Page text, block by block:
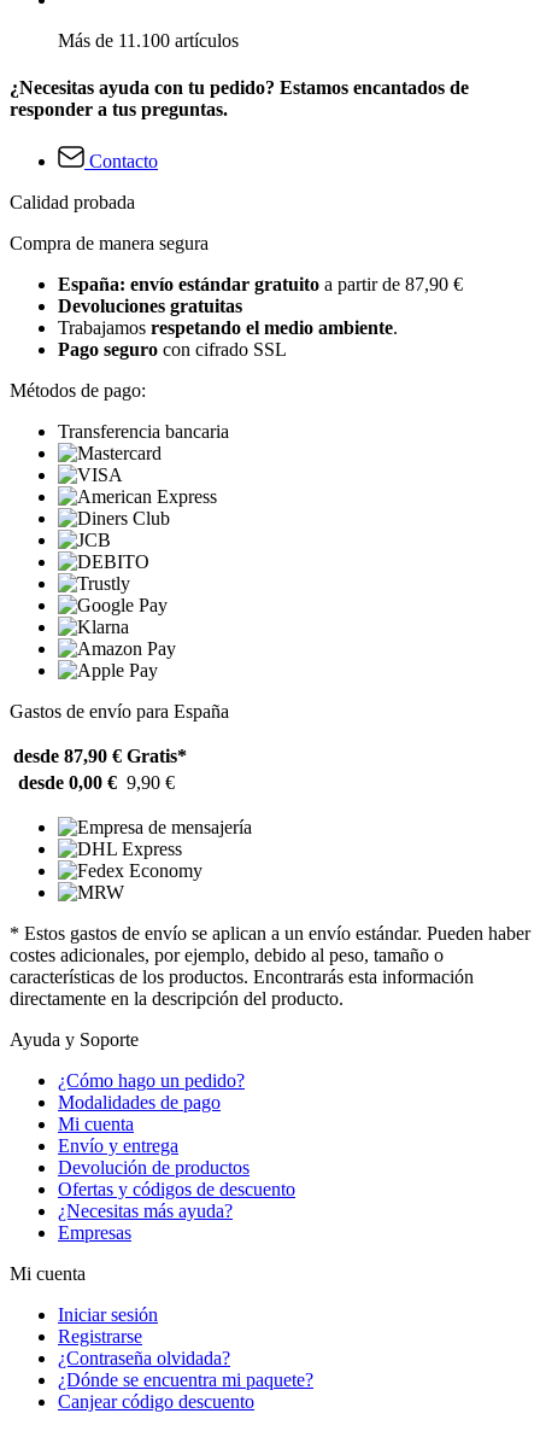
Más de 11.100 artículos
¿Necesitas ayuda con tu pedido? Estamos encantados de
responder a tus preguntas.
Contacto
Calidad probada
Compra de manera segura
España: envío estándar gratuito a partir de 87,90 €
Devoluciones gratuitas
Trabajamos respetando el medio ambiente.
Pago seguro con cifrado SSL
Métodos de pago:
Transferencia bancaria
Gastos de envío para España
desde 87,90 € Gratis*
desde 0,00 € 9,90 €
* Estos gastos de envío se aplican a un envío estándar. Pueden haber
costes adicionales, por ejemplo, debido al peso, tamaño o
características de los productos. Encontrarás esta información
directamente en la descripción del producto.
Ayuda y Soporte
¿Cómo hago un pedido?
Modalidades de pago
Mi cuenta
Envío y entrega
Devolución de productos
Ofertas y códigos de descuento
¿Necesitas más ayuda?
Empresas
Mi cuenta
Iniciar sesión
Registrarse
¿Contraseña olvidada?
¿Dónde se encuentra mi paquete?
Canjear código descuento